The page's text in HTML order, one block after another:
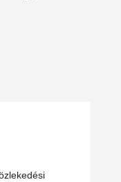
for all existing
volleyball, ice
equestrian and